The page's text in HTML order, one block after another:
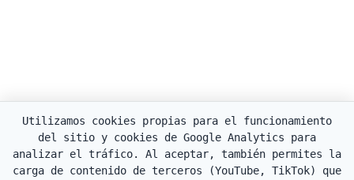
Utilizamos cookies propias para el funcionamiento
del sitio y cookies de Google Analytics para
analizar el tráfico. Al aceptar, también permites la
carga de contenido de terceros (YouTube, TikTok) que